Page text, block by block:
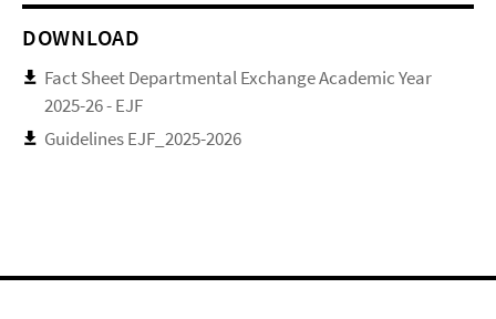
DOWNLOAD
Fact Sheet Departmental Exchange Academic Year
2025-26 - EJF
Guidelines EJF_2025-2026